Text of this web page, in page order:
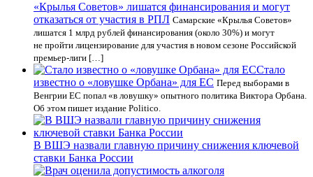
«Крылья Советов» лишатся финансирования и могут
отказаться от участия в РПЛ Самарские «Крылья Советов»
лишатся 1 млрд рублей финансирования (около 30%) и могут
не пройти лицензирование для участия в новом сезоне Российской
премьер-лиги […]
Стало
известно о «ловушке Орбана» для ЕС Перед выборами в
Венгрии ЕС попал «в ловушку» опытного политика Виктора Орбана.
Об этом пишет издание Politico.
В ВШЭ назвали главную причину снижения ключевой
ставки Банка России